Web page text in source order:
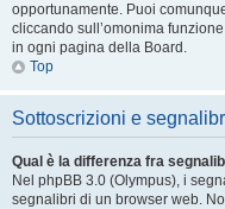
opportunamente. Puoi
cliccando sull’omonima
in ogni pagina della Board.
Top
Sottoscrizioni e
Qual è la differenza fra
Nel phpBB 3.0 (Olympus), i
segnalibri di un browser web.